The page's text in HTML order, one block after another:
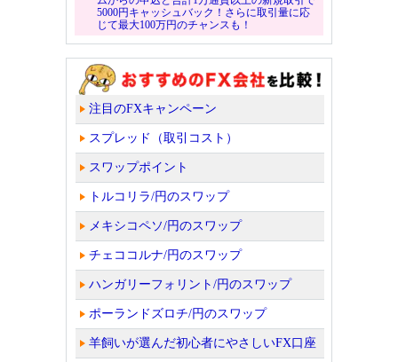
5000円キャッシュバック！さらに取引量に応
じて最大100万円のチャンスも！
注目のFXキャンペーン
スプレッド（取引コスト）
スワップポイント
トルコリラ/円のスワップ
メキシコペソ/円のスワップ
チェココルナ/円のスワップ
ハンガリーフォリント/円のスワップ
ポーランドズロチ/円のスワップ
羊飼いが選んだ初心者にやさしいFX口座